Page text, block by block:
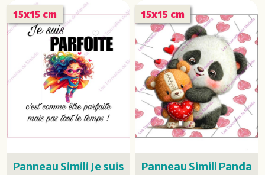
15x15 cm
Panneau Simili Je suis
15x15 cm
Panneau Simili Panda